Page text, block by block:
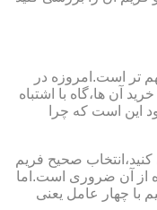
تر است.امروزه در
آن ها،گاه با اشتباه
است که چرا
صحیح فریم
از آن ضروری است.اما
با چهار عامل یعنی